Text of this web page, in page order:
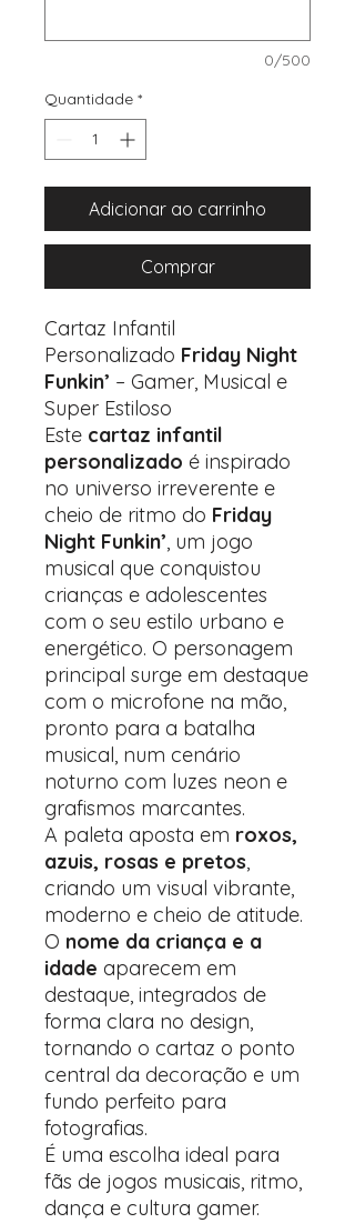
0/500
Quantidade *
Adicionar ao carrinho
Comprar
Cartaz Infantil
Personalizado Friday Night
Funkin’ – Gamer, Musical e
Super Estiloso
Este cartaz infantil
personalizado é inspirado
no universo irreverente e
cheio de ritmo do Friday
Night Funkin’, um jogo
musical que conquistou
crianças e adolescentes
com o seu estilo urbano e
energético. O personagem
principal surge em destaque
com o microfone na mão,
pronto para a batalha
musical, num cenário
noturno com luzes neon e
grafismos marcantes.
A paleta aposta em roxos,
azuis, rosas e pretos,
criando um visual vibrante,
moderno e cheio de atitude.
O nome da criança e a
idade aparecem em
destaque, integrados de
forma clara no design,
tornando o cartaz o ponto
central da decoração e um
fundo perfeito para
fotografias.
É uma escolha ideal para
fãs de jogos musicais, ritmo,
dança e cultura gamer.